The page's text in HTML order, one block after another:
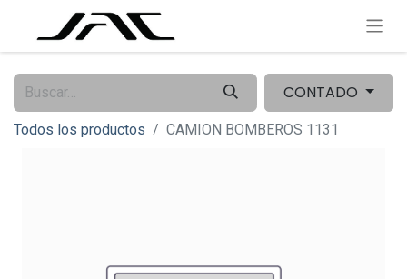
CONTADO
Todos los productos CAMION BOMBEROS 1131